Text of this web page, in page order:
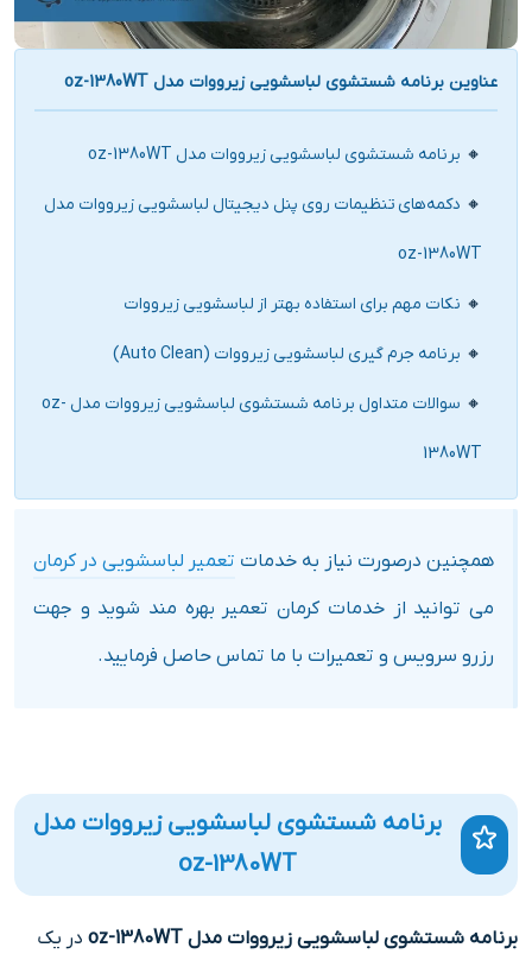
عناوین برنامه شستشوی لباسشویی زیرووات مدل oz-1380WT
برنامه شستشوی لباسشویی زیرووات مدل oz-1380WT
دکمه‌های تنظیمات روی پنل دیجیتال لباسشویی زیرووات مدل
oz-1380WT
نکات مهم برای استفاده بهتر از لباسشویی زیرووات
برنامه جرم‌ گیری لباسشویی زیرووات (Auto Clean)
سوالات متداول برنامه شستشوی لباسشویی زیرووات مدل oz-
1380WT
همچنین درصورت نیاز به خدمات تعمیر لباسشویی در کرمان
می توانید از خدمات کرمان تعمیر بهره مند شوید و جهت
رزرو سرویس و تعمیرات با ما تماس حاصل فرمایید.
برنامه شستشوی لباسشویی زیرووات مدل
oz-1380WT
برنامه شستشوی لباسشویی زیرووات مدل oz-1380WT
در یک